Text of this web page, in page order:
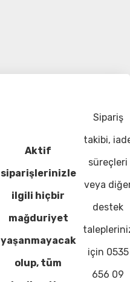
Aktif
siparişlerinizle
ilgili hiçbir
mağduriyet
yaşanmayacak
olup, tüm
Sipariş
takibi,
süreçleri
veya
destek
için 0535
656 09